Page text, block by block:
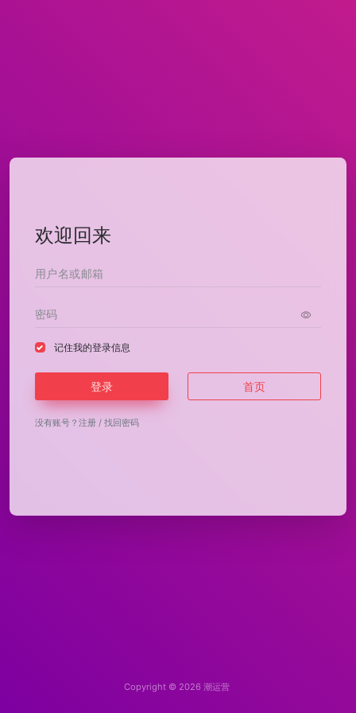
欢迎回来
记住我的登录信息
登录 首页
没有账号？ 注册 / 找回密码
Copyright © 2026 潮运营